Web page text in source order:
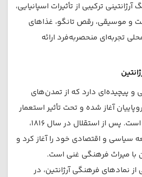
ترکیبی از تأثیرات اسپانیایی،
و موسیقی، رقص تانگو، غذاهای
تجربه‌ای منحصربه‌فرد ارائه
و پیچیده‌ای دارد که از تمدن‌های
آغاز شده و تحت تأثیر استعمار
اسپانیا شکل گرفته است. پس از استقلال در سال ۱۸۱۶،
سیاسی و اقتصادی خود را آغاز کرد و
با میراث فرهنگی غنی است.
نمادهای فرهنگی آرژانتین، در